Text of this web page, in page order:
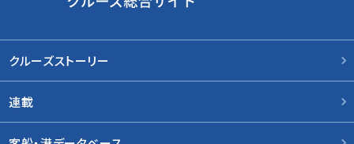
クルーズストーリー
連載